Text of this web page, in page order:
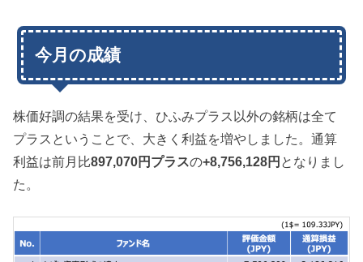
今月の成績
株価好調の結果を受け、ひふみプラス以外の銘柄は全て
プラスということで、大きく利益を増やしました。通算
利益は前月比897,070円プラスの+8,756,128円 となりまし
た。